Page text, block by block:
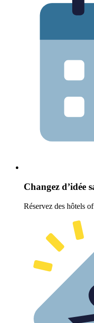
Changez d’idée
Réservez des hôtels